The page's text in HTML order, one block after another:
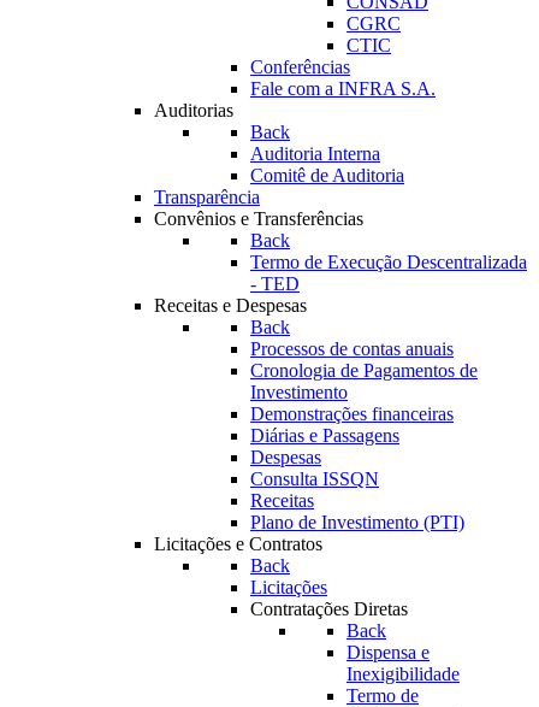
CGRC
CTIC
Conferências
Fale com a INFRA S.A.
Auditorias
Back
Auditoria Interna
Comitê de Auditoria
Transparência
Convênios e Transferências
Back
Termo de Execução Descentralizada
- TED
Receitas e Despesas
Back
Processos de contas anuais
Cronologia de Pagamentos de
Investimento
Demonstrações financeiras
Diárias e Passagens
Despesas
Consulta ISSQN
Receitas
Plano de Investimento (PTI)
Licitações e Contratos
Back
Licitações
Contratações Diretas
Back
Dispensa e
Inexigibilidade
Termo de